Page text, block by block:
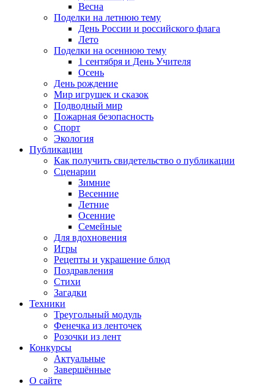
Весна
Поделки на летнюю тему
День России и российского флага
Лето
Поделки на осеннюю тему
1 сентября и День Учителя
Осень
День рождение
Мир игрушек и сказок
Подводный мир
Пожарная безопасность
Спорт
Экология
Публикации
Как получить свидетельство о публикации
Сценарии
Зимние
Весенние
Летние
Осенние
Семейные
Для вдохновения
Игры
Рецепты и украшение блюд
Поздравления
Стихи
Загадки
Техники
Треугольный модуль
Фенечка из ленточек
Розочки из лент
Конкурсы
Актуальные
Завершённые
О сайте